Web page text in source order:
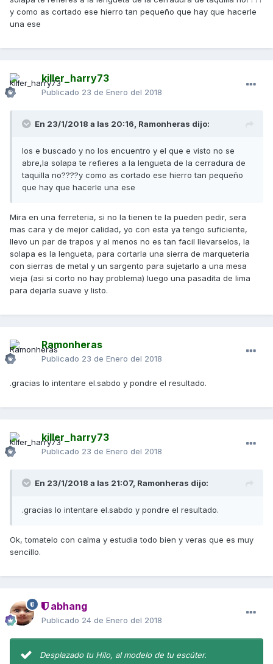
y como as cortado ese hierro tan pequeño que hay que hacerle
una ese
killer_harry73
Publicado 23 de Enero del 2018
En 23/1/2018 a las 20:16, Ramonheras dijo:
los e buscado y no los encuentro y el que e visto no se
abre,la solapa te refieres a la lengueta de la cerradura de
taquilla no????y como as cortado ese hierro tan pequeño
que hay que hacerle una ese
Mira en una ferreteria, si no la tienen te la pueden pedir, sera
mas cara y de mejor calidad, yo con esta ya tengo suficiente,
llevo un par de trapos y al menos no es tan facil llevarselos, la
solapa es la lengueta, para cortarla una sierra de marqueteria
con sierras de metal y un sargento para sujetarlo a una mesa
vieja (asi si corto no hay problema) luego una pasadita de lima
para dejarla suave y listo.
Ramonheras
Publicado 23 de Enero del 2018
.gracias lo intentare el.sabdo y pondre el resultado.
killer_harry73
Publicado 23 de Enero del 2018
En 23/1/2018 a las 21:07, Ramonheras dijo:
.gracias lo intentare el.sabdo y pondre el resultado.
Ok, tomatelo con calma y estudia todo bien y veras que es muy
sencillo.
abhang
Publicado 24 de Enero del 2018
Desplazado tu Hilo, al modelo de tu escúter.